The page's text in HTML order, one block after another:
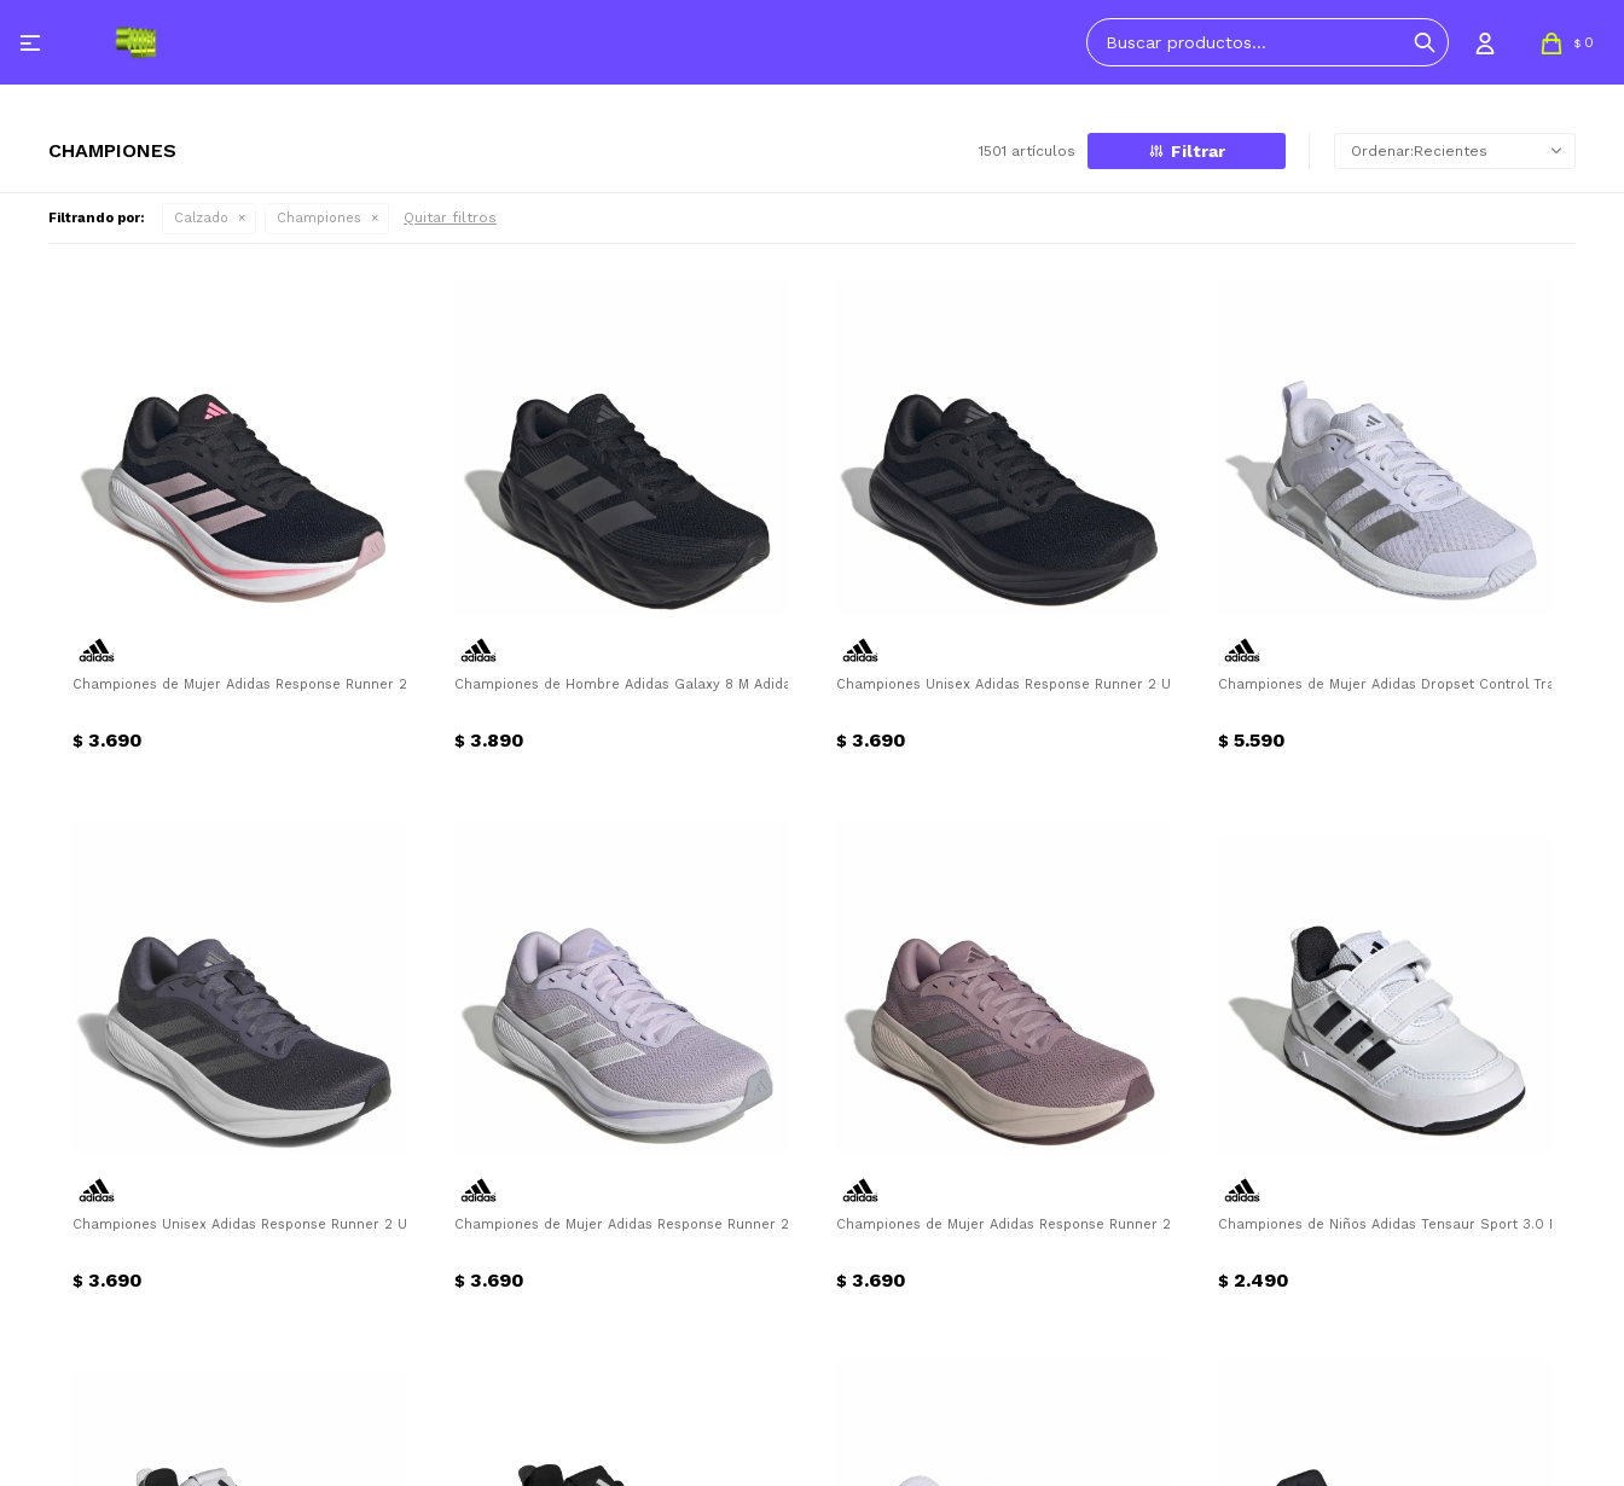
 $ 0
CHAMPIONES 1501 artículos Recientes
Filtrando por: Calzado Championes Quitar filtros
Championes de Mujer Adidas Response Runner 2 Adidas - Negro - Fucsia
$ 3.690
Championes de Hombre Adidas Galaxy 8 M Adidas - Negro
$ 3.890
Championes Unisex Adidas Response Runner 2 U Adidas - Negro
$ 3.690
Championes de Mujer Adidas Dropset Control Trainer W
$ 5.590
Championes Unisex Adidas Response Runner 2 U Adidas - Gris
$ 3.690
Championes de Mujer Adidas Response Runner 2 W Adidas - Lila
$ 3.690
Championes de Mujer Adidas Response Runner 2 W Adidas - Violeta
$ 3.690
Championes de Niños Adidas Tensaur Sport 3.0 Infantil
$ 2.490